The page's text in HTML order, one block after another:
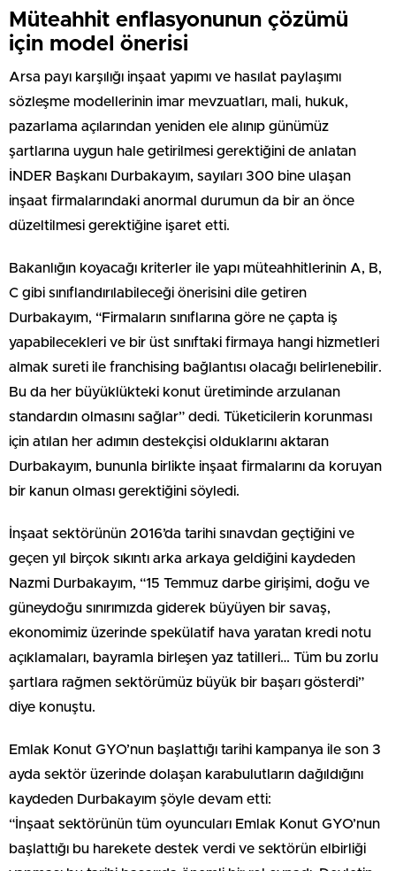
Müteahhit enflasyonunun çözümü
için model önerisi
Arsa payı karşılığı inşaat yapımı ve hasılat paylaşımı
sözleşme modellerinin imar mevzuatları, mali, hukuk,
pazarlama açılarından yeniden ele alınıp günümüz
şartlarına uygun hale getirilmesi gerektiğini de anlatan
İNDER Başkanı Durbakayım, sayıları 300 bine ulaşan
inşaat firmalarındaki anormal durumun da bir an önce
düzeltilmesi gerektiğine işaret etti.
Bakanlığın koyacağı kriterler ile yapı müteahhitlerinin A, B,
C gibi sınıflandırılabileceği önerisini dile getiren
Durbakayım, “Firmaların sınıflarına göre ne çapta iş
yapabilecekleri ve bir üst sınıftaki firmaya hangi hizmetleri
almak sureti ile franchising bağlantısı olacağı belirlenebilir.
Bu da her büyüklükteki konut üretiminde arzulanan
standardın olmasını sağlar” dedi. Tüketicilerin korunması
için atılan her adımın destekçisi olduklarını aktaran
Durbakayım, bununla birlikte inşaat firmalarını da koruyan
bir kanun olması gerektiğini söyledi.
İnşaat sektörünün 2016’da tarihi sınavdan geçtiğini ve
geçen yıl birçok sıkıntı arka arkaya geldiğini kaydeden
Nazmi Durbakayım, “15 Temmuz darbe girişimi, doğu ve
güneydoğu sınırımızda giderek büyüyen bir savaş,
ekonomimiz üzerinde spekülatif hava yaratan kredi notu
açıklamaları, bayramla birleşen yaz tatilleri… Tüm bu zorlu
şartlara rağmen sektörümüz büyük bir başarı gösterdi”
diye konuştu.
Emlak Konut GYO’nun başlattığı tarihi kampanya ile son 3
ayda sektör üzerinde dolaşan karabulutların dağıldığını
kaydeden Durbakayım şöyle devam etti:
“İnşaat sektörünün tüm oyuncuları Emlak Konut GYO’nun
başlattığı bu harekete destek verdi ve sektörün elbirliği